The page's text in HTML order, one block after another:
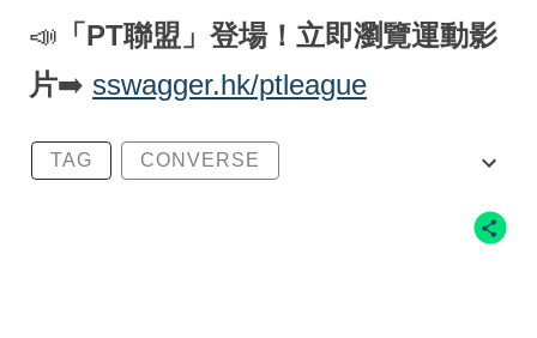
📣 「PT聯盟」登場！立即瀏覽運動影
片➡️ sswagger.hk/ptleague
TAG CONVERSE